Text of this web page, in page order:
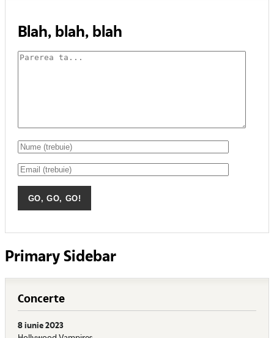
Blah, blah, blah
Primary Sidebar
Concerte
8 iunie 2023